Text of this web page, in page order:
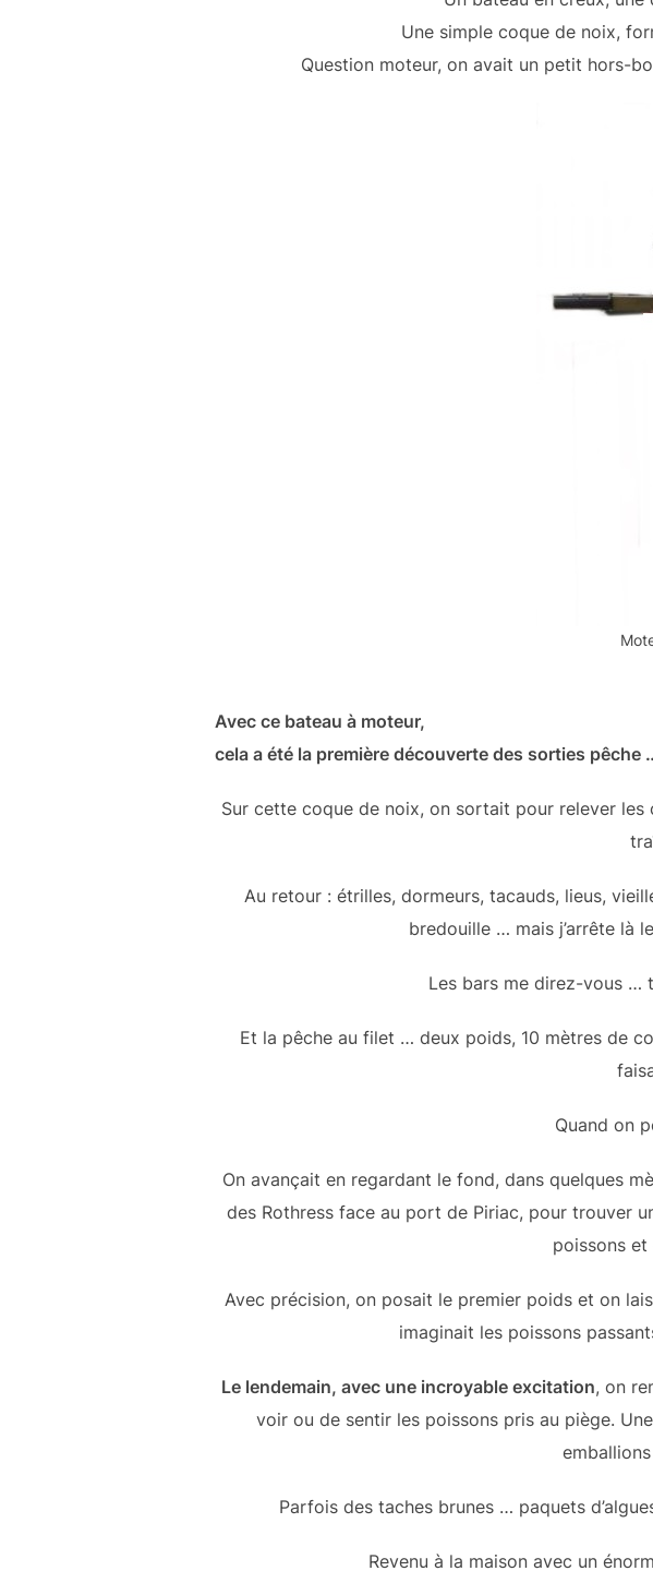
Une simple coque de noix,
Question moteur, on avait un petit hors-
Avec ce bateau à moteur,
cela a été la première découverte des sorties pêche
Sur cette coque de noix, on sortait pour relever
Au retour : étrilles, dormeurs, tacauds, lieus,
bredouille … mais j’arrête là
Les bars me direz-vous …
Et la pêche au filet … deux poids, 10 mètres de
Quand on
On avançait en regardant le fond, dans quelques
des Rothress face au port de Piriac, pour trouver
poissons et
Avec précision, on posait le premier poids et on
imaginait les poissons
Le lendemain, avec une incroyable excitation, on
voir ou de sentir les poissons pris au piège.
emballions
Parfois des taches brunes … paquets
Revenu à la maison avec un